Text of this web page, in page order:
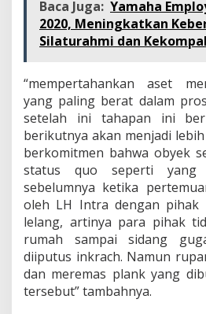
Baca Juga: Yamaha
2020, Meningkatkan
Silaturahmi dan
“mempertahankan aset
yang paling berat dalam
setelah ini tahapan ini
berikutnya akan menjadi
berkomitmen bahwa obyek
status quo seperti yang
sebelumnya ketika
oleh LH Intra dengan pihak
lelang, artinya para pihak
rumah sampai sidang
diiputus inkrach. Namun
dan meremas plank yang
tersebut” tambahnya.